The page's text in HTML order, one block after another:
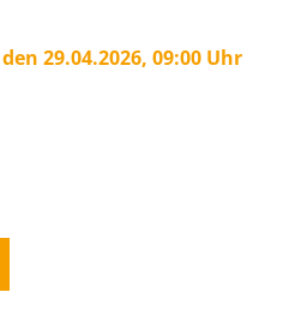
29.04.2026, 09:00 Uhr